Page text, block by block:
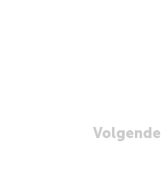
Volgende